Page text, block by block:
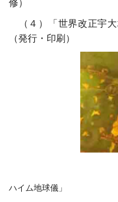
（４）「世界改正宇
（発行・印刷）
「マル
ハイム地球儀」